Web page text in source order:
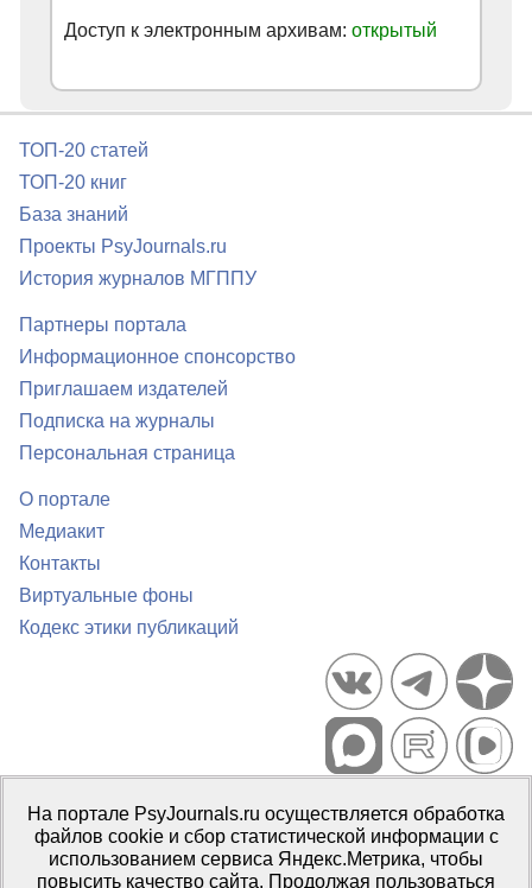
Доступ к электронным архивам: открытый
ТОП-20 статей
ТОП-20 книг
База знаний
Проекты PsyJournals.ru
История журналов МГППУ
Партнеры портала
Информационное спонсорство
Приглашаем издателей
Подписка на журналы
Персональная страница
О портале
Медиакит
Контакты
Виртуальные фоны
Кодекс этики публикаций
Портал психологических изданий PsyJournals.ru, 2007–2026
Правила использования материалов
Свидетельство регистрации СМИЭл № ФС77-66447 от 14 июля
2016 г.
На портале PsyJournals.ru осуществляется обработка
файлов cookie и сбор статистической информации с
использованием сервиса Яндекс.Метрика, чтобы
повысить качество сайта. Продолжая пользоваться